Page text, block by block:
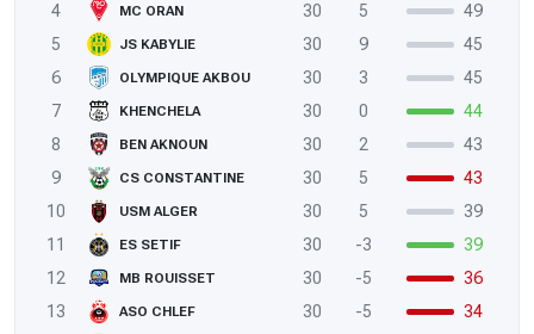
4
MC ORAN 30 5
49
5
JS KABYLIE 30 9
45
6
OLYMPIQUE AKBOU 30 3
45
7
KHENCHELA 30 0
44
8
BEN AKNOUN 30 2
43
9
CS CONSTANTINE 30 5
43
10
USM ALGER 30 5
39
11
ES SETIF 30 -3
39
12
MB ROUISSET 30 -5
36
13
ASO CHLEF 30 -5
34